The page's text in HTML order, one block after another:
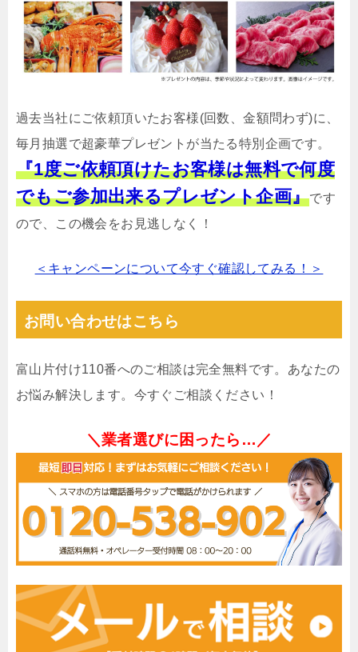
過去当社にご依頼頂いたお客様(回数、金額問わず)に、
毎月抽選で超豪華プレゼントが当たる特別企画です。
『1度ご依頼頂けたお客様は無料で何度
でもご参加出来るプレゼント企画』です
ので、この機会をお見逃しなく！
＜キャンペーンについて今すぐ確認してみる！＞
お問い合わせはこちら
富山片付け110番へのご相談は完全無料です。あなたの
お悩み解決します。今すぐご相談ください！
＼業者選びに困ったら…／